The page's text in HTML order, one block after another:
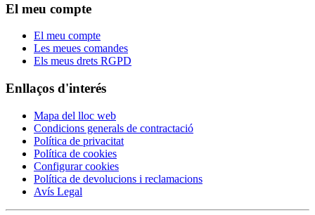
El meu compte
El meu compte
Les meues comandes
Els meus drets RGPD
Enllaços d'interés
Mapa del lloc web
Condicions generals de contractació
Política de privacitat
Política de cookies
Configurar cookies
Política de devolucions i reclamacions
Avís Legal